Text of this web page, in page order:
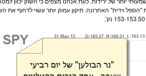
לפריצת תבנית "הספל וידית" האחרונה. תיקון עמוק יותר עשוי